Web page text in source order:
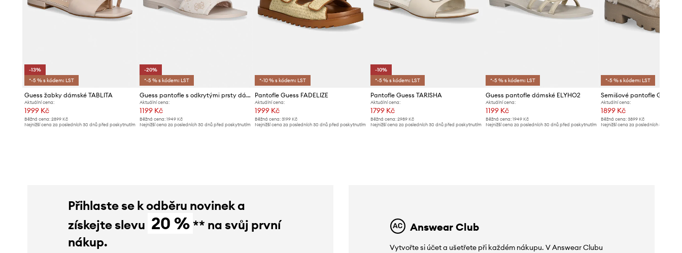
-13%
*-5 % s kódem: LST
Guess žabky dámské TABLITA
Aktuální cena:
1999 Kč
Běžná cena: 2899 Kč
Nejnižší cena za posledních 30 dnů před poskytnutím
-20%
*-5 % s kódem: LST
Guess pantofle s odkrytými prsty dámské ELYSONE
Aktuální cena:
1199 Kč
Běžná cena:1949 Kč
Nejnižší cena za posledních 30 dnů před poskytnutím
*-10 % s kódem: LST
Pantofle Guess FADELIZE
Aktuální cena:
1999 Kč
Běžná cena: 3199 Kč
Nejnižší cena za posledních 30 dnů před poskytnutím
-10%
*-5 % s kódem: LST
Pantofle Guess TARISHA
Aktuální cena:
1799 Kč
Běžná cena: 2989 Kč
Nejnižší cena za posledních 30 dnů před poskytnutím
*-5 % s kódem: LST
Guess pantofle dámské ELYHO2
Aktuální cena:
1199 Kč
Běžná cena:1949 Kč
Nejnižší cena za posledních 30 dnů před poskytnutím
*-5 % s kódem: LST
Semišové pantofle Guess
Aktuální cena:
1899 Kč
Běžná cena: 3899 Kč
Nejnižší cena za posledních 30 dnů
Přihlaste se k odběru novinek a
získejte slevu 20 % ** na svůj první
nákup.
Answear Club
Vytvořte si účet a ušetřete při každém nákupu. V Answear Clubu